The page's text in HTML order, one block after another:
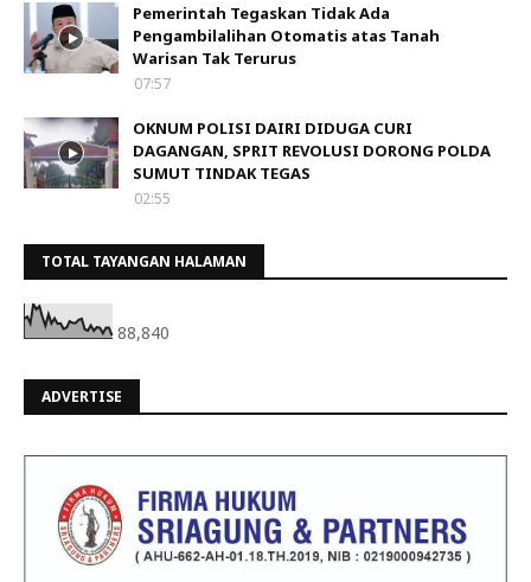
Pemerintah Tegaskan Tidak Ada
Pengambilalihan Otomatis atas Tanah
Warisan Tak Terurus
07:57
OKNUM POLISI DAIRI DIDUGA CURI
DAGANGAN, SPRIT REVOLUSI DORONG POLDA
SUMUT TINDAK TEGAS
02:55
TOTAL TAYANGAN HALAMAN
88,840
ADVERTISE